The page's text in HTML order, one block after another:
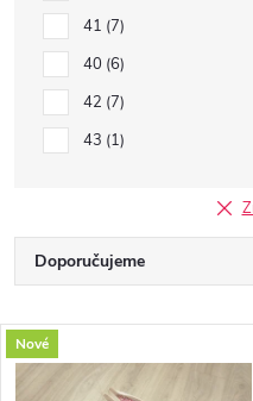
41 7
40 6
42 7
43 1
Ř
a
z
Doporučujeme
Nejdražší
V
Nové